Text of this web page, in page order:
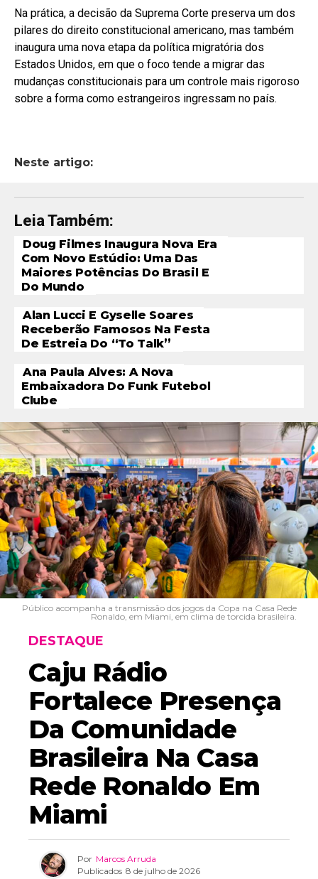
Na prática, a decisão da Suprema Corte preserva um dos
pilares do direito constitucional americano, mas também
inaugura uma nova etapa da política migratória dos
Estados Unidos, em que o foco tende a migrar das
mudanças constitucionais para um controle mais rigoroso
sobre a forma como estrangeiros ingressam no país.
Neste artigo:
Leia Também:
Doug Filmes Inaugura Nova Era
Com Novo Estúdio: Uma Das
Maiores Potências Do Brasil E
Do Mundo
Alan Lucci E Gyselle Soares
Receberão Famosos Na Festa
De Estreia Do “To Talk”
Ana Paula Alves: A Nova
Embaixadora Do Funk Futebol
Clube
Público acompanha a transmissão dos jogos da Copa na Casa Rede
Ronaldo, em Miami, em clima de torcida brasileira.
DESTAQUE
Caju Rádio
Fortalece Presença
Da Comunidade
Brasileira Na Casa
Rede Ronaldo Em
Miami
Por Marcos Arruda
Publicados 8 de julho de 2026